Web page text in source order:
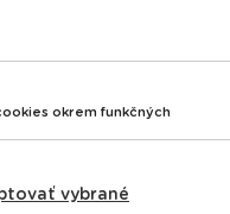
okrem funkčných
vybrané